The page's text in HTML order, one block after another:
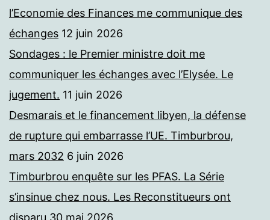
l’Economie des Finances me communique des
échanges 12 juin 2026
Sondages : le Premier ministre doit me
communiquer les échanges avec l’Elysée. Le
jugement. 11 juin 2026
Desmarais et le financement libyen, la défense
de rupture qui embarrasse l’UE. Timburbrou,
mars 2032 6 juin 2026
Timburbrou enquête sur les PFAS. La Série
s’insinue chez nous. Les Reconstitueurs ont